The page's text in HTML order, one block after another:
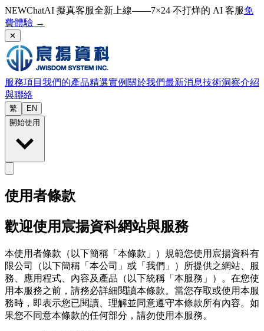
NEWChatAI 擬真客服全新上線——7×24 不打烊的 AI 客服免
費體驗 →
✕
服務項目 我們的產品精選實例 關於我們最新消息技術洞察介紹
與聯絡
繁
EN
開始使用
使用者條款
歡迎使用宸揚資科網站與服務
本使用者條款（以下簡稱「本條款」）規範您使用宸揚資科有
限公司（以下簡稱「本公司」或「我們」）所提供之網站、服
務、應用程式、內容及產品（以下統稱「本服務」）。在您使
用本服務之前，請務必詳細閱讀本條款。當您存取或使用本服
務時，即表示您已閱讀、理解並同意遵守本條款所有內容。如
果您不同意本條款的任何部分，請勿使用本服務。